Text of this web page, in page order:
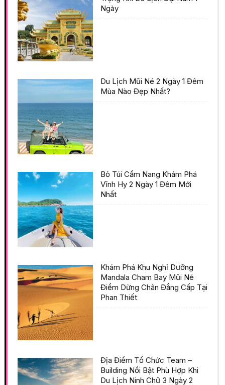
Ngày
Du Lịch Mũi Né 2 Ngày 1 Đêm
Mùa Nào Đẹp Nhất?
Bỏ Túi Cẩm Nang Khám Phá
Vĩnh Hy 2 Ngày 1 Đêm Mới
Nhất
Khám Phá Khu Nghỉ Dưỡng
Mandala Cham Bay Mũi Né
Điểm Dừng Chân Đẳng Cấp Tại
Phan Thiết
Địa Điểm Tổ Chức Team –
Building Nổi Bật Phù Hợp Khi
Du Lịch Ninh Chữ 3 Ngày 2